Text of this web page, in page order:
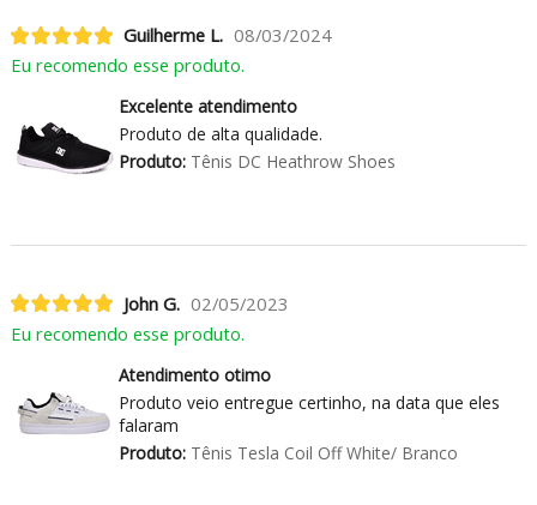
Guilherme L. 08/03/2024
Eu recomendo esse produto.
Excelente atendimento
Produto de alta qualidade.
Produto:Tênis DC Heathrow Shoes
John G. 02/05/2023
Eu recomendo esse produto.
Atendimento otimo
Produto veio entregue certinho, na data que eles
falaram
Produto:Tênis Tesla Coil Off White/ Branco